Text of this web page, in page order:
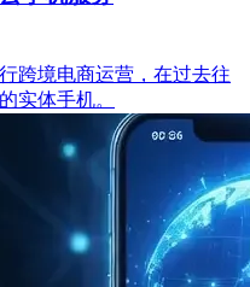
跨境电商运营，在过去往
实体手机。